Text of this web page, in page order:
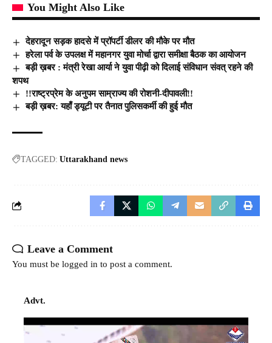
You Might Also Like
देहरादून सड़क हादसे में प्रॉपर्टी डीलर की मौके पर मौत
हरेला पर्व के उपलक्ष में महानगर युवा मोर्चा द्वारा समीक्षा बैठक का आयोजन
बड़ी ख़बर : मंत्री रेखा आर्या ने युवा पीढ़ी को दिलाई संविधान संवत् रहने की
शपथ
!!राष्ट्रप्रेम के अनुपम साम्राज्य की रोशनी-दीपावली!!
बड़ी ख़बर: यहाँ ड्यूटी पर तैनात पुलिसकर्मी की हुई मौत
TAGGED: Uttarakhand news
Leave a Comment
You must be logged in to post a comment.
Advt.
Video